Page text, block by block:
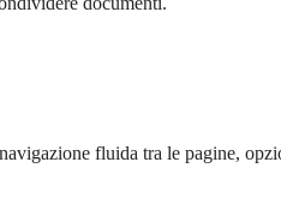
fluida tra le pagine,